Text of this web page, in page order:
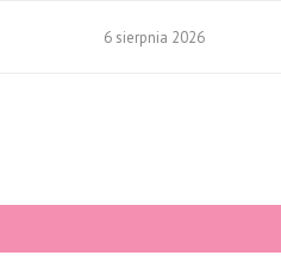
6 sierpnia 2026